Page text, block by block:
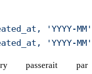
'YYYY-
'YYYY-
passerait par